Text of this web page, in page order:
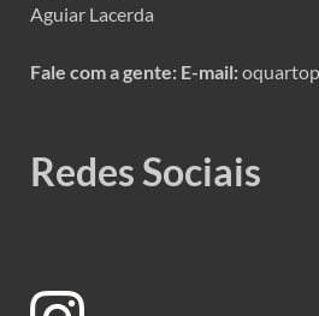
Aguiar Lacerda
Fale com a gente: E-mail:
Redes Sociais